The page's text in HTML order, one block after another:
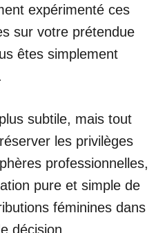
expérimenté ces
sur votre prétendue
êtes simplement
subtile, mais tout
les privilèges
professionnelles,
pure et simple de
féminines dans
décision.